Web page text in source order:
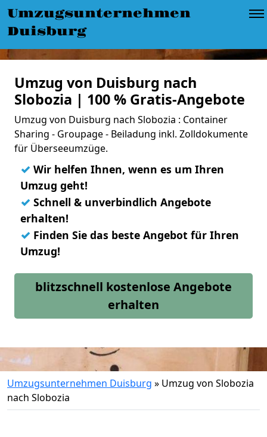
Umzugsunternehmen
Duisburg
Umzug von Duisburg nach
Slobozia | 100 % Gratis-Angebote
Umzug von Duisburg nach Slobozia : Container
Sharing - Groupage - Beiladung inkl. Zolldokumente
für Überseeumzüge.
✓ Wir helfen Ihnen, wenn es um Ihren
Umzug geht!
✓ Schnell & unverbindlich Angebote
erhalten!
✓ Finden Sie das beste Angebot für Ihren
Umzug!
blitzschnell kostenlose Angebote
erhalten
Umzugsunternehmen Duisburg » Umzug von Slobozia
nach Slobozia